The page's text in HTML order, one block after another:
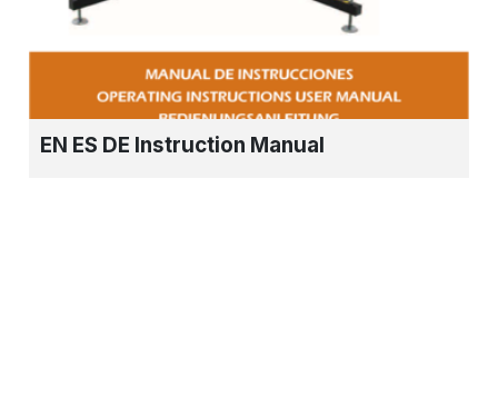
EN ES DE Instruction Manual